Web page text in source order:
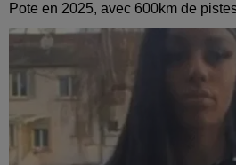
Pote en 2025, avec 600km de